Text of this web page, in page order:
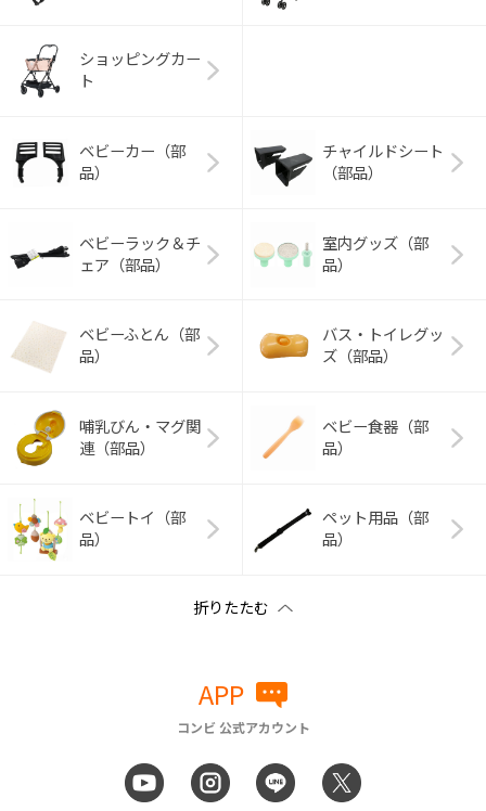
ショッピングカー
ト
ベビーカー（部
品）
チャイルドシート
（部品）
ベビーラック＆チ
ェア（部品）
室内グッズ（部
品）
ベビーふとん（部
品）
バス・トイレグッ
ズ（部品）
哺乳びん・マグ関
連（部品）
ベビー食器（部
品）
ベビートイ（部
品）
ペット用品（部
品）
APP
コンビ 公式アカウント